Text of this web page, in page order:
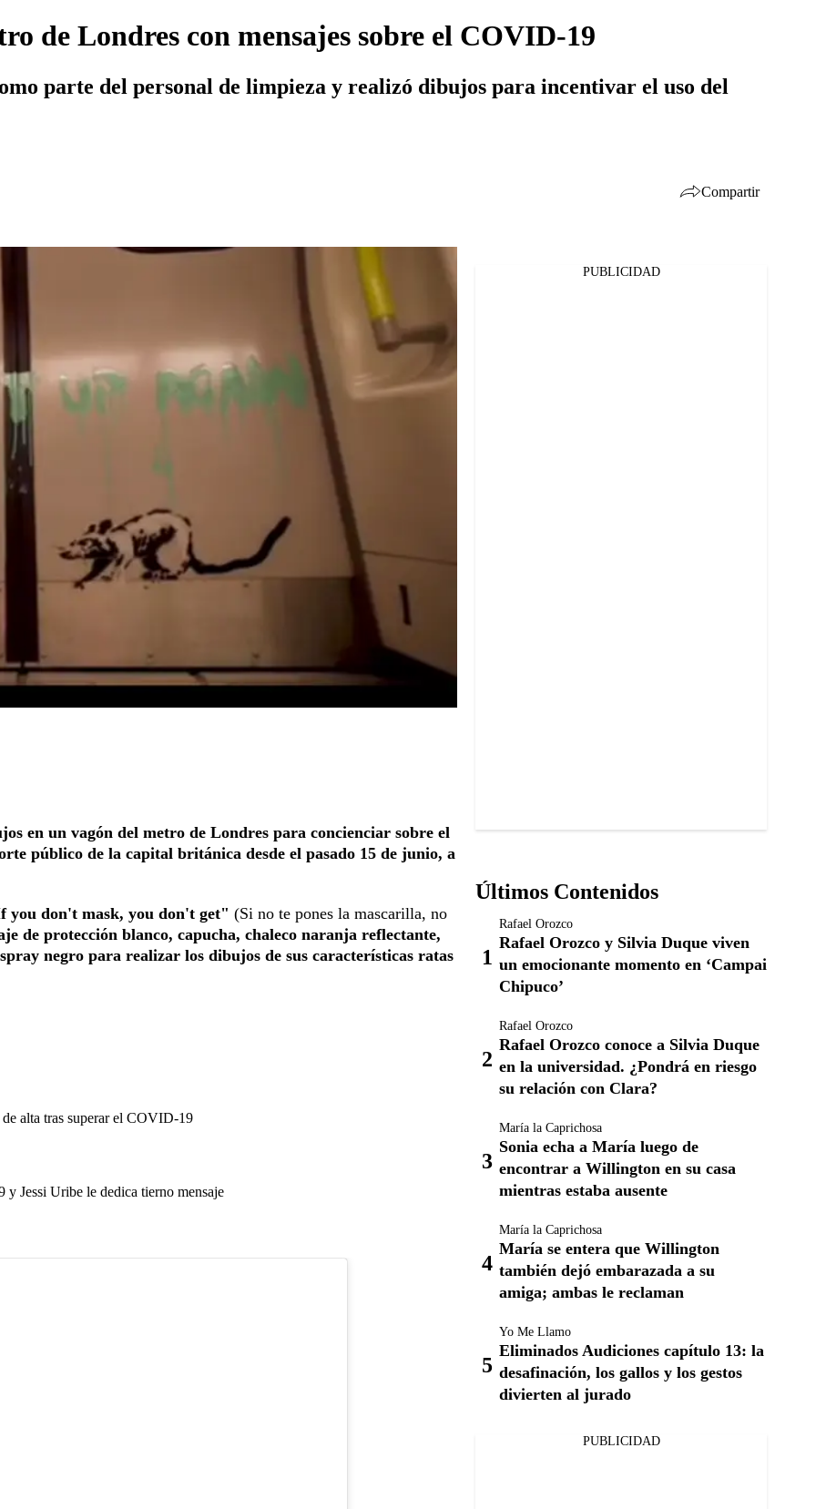
de Londres con mensajes sobre el COVID-19
parte del personal de limpieza y realizó dibujos para incentivar el uso del
Compartir
en un vagón del metro de Londres para concienciar sobre el
público de la capital británica desde el pasado 15 de junio, a
you don't mask, you don't get" (Si no te pones la mascarilla, no
de protección blanco, capucha, chaleco naranja reflectante,
negro para realizar los dibujos de sus características ratas
alta tras superar el COVID-19
Jessi Uribe le dedica tierno mensaje
PUBLICIDAD
Últimos Contenidos
Rafael Orozco
Rafael Orozco y Silvia Duque viven
un emocionante momento en ‘Campai
Chipuco’
Rafael Orozco
Rafael Orozco conoce a Silvia Duque
en la universidad. ¿Pondrá en riesgo
su relación con Clara?
María la Caprichosa
Sonia echa a María luego de
encontrar a Willington en su casa
mientras estaba ausente
María la Caprichosa
María se entera que Willington
también dejó embarazada a su
amiga; ambas le reclaman
Yo Me Llamo
Eliminados Audiciones capítulo 13: la
desafinación, los gallos y los gestos
divierten al jurado
PUBLICIDAD